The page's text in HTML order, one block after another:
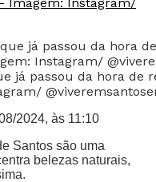
já passou da hora de
2024, às 11:10
Santos são uma
belezas naturais,